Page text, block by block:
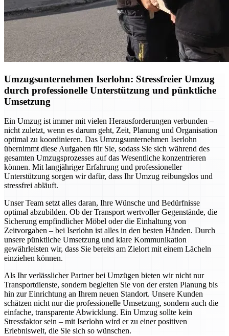
Umzugsunternehmen Iserlohn: Stressfreier Umzug
durch professionelle Unterstützung und pünktliche
Umsetzung
Ein Umzug ist immer mit vielen Herausforderungen verbunden –
nicht zuletzt, wenn es darum geht, Zeit, Planung und Organisation
optimal zu koordinieren. Das Umzugsunternehmen Iserlohn
übernimmt diese Aufgaben für Sie, sodass Sie sich während des
gesamten Umzugsprozesses auf das Wesentliche konzentrieren
können. Mit langjähriger Erfahrung und professioneller
Unterstützung sorgen wir dafür, dass Ihr Umzug reibungslos und
stressfrei abläuft.
Unser Team setzt alles daran, Ihre Wünsche und Bedürfnisse
optimal abzubilden. Ob der Transport wertvoller Gegenstände, die
Sicherung empfindlicher Möbel oder die Einhaltung von
Zeitvorgaben – bei Iserlohn ist alles in den besten Händen. Durch
unsere pünktliche Umsetzung und klare Kommunikation
gewährleisten wir, dass Sie bereits am Zielort mit einem Lächeln
einziehen können.
Als Ihr verlässlicher Partner bei Umzügen bieten wir nicht nur
Transportdienste, sondern begleiten Sie von der ersten Planung bis
hin zur Einrichtung an Ihrem neuen Standort. Unsere Kunden
schätzen nicht nur die professionelle Umsetzung, sondern auch die
einfache, transparente Abwicklung. Ein Umzug sollte kein
Stressfaktor sein – mit Iserlohn wird er zu einer positiven
Erlebniswelt, die Sie sich so wünschen.